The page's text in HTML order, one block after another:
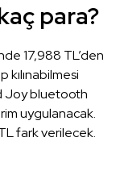
para?
17,988 TL’den
kılınabilmesi
Joy bluetooth
uygulanacak.
fark verilecek.